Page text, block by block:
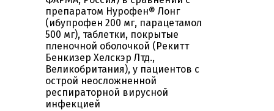
препаратом Нурофен® Лонг
(ибупрофен 200 мг, парацетамол
500 мг), таблетки, покрытые
пленочной оболочкой (Рекитт
Бенкизер Хелскэр Лтд.,
Великобритания), у пациентов с
острой неосложненной
респираторной вирусной
инфекцией